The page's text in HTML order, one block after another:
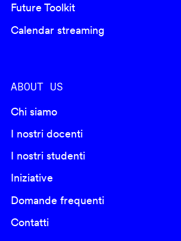
Future Toolkit
Calendar streaming
ABOUT US
Chi siamo
I nostri docenti
I nostri studenti
Iniziative
Domande frequenti
Contatti